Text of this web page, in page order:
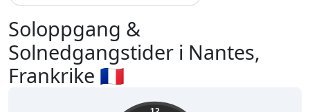
Soloppgang &
Solnedgangstider i Nantes,
Frankrike 🇫🇷